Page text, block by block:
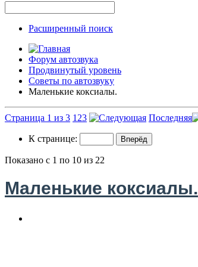
Расширенный поиск
Форум автозвука
Продвинутый уровень
Советы по автозвуку
Маленькие коксиалы.
Страница 1 из 3 1 23 Последняя
К странице:
Показано с 1 по 10 из 22
Маленькие коксиалы.